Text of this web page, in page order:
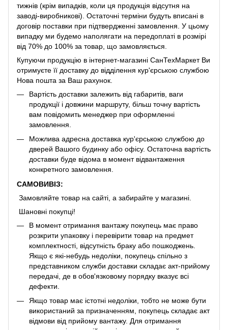
тижнів (крім випадків, коли ця продукція відсутня на
заводі-виробникові). Остаточні терміни будуть вписані в
договір поставки при підтвердженні замовлення. У цьому
випадку ми будемо наполягати на передоплаті в розмірі
від 70% до 100% за товар, що замовляється.
Купуючи продукцію в інтернет-магазині СанТехМаркет Ви
отримуєте її доставку до відділення кур'єрською службою
Нова пошта за Ваш рахунок.
Вартість доставки залежить від габаритів, ваги
продукції і довжини маршруту, більш точну вартість
вам повідомить менеджер при оформленні
замовлення.
Можлива адресна доставка кур'єрською службою до
дверей Вашого будинку або офісу. Остаточна вартість
доставки буде відома в момент відвантаження
конкретного замовлення.
САМОВИВІЗ:
Замовляйте товар на сайті, а забирайте у магазині.
Шановні покупці!
В момент отримання вантажу покупець має право
розкрити упаковку і перевірити товар на предмет
комплектності, відсутність браку або пошкоджень.
Якщо є які-небудь недоліки, покупець спільно з
представником служби доставки складає акт-прийому
передачі, де в обов'язковому порядку вказує всі
дефекти.
Якщо товар має істотні недоліки, тобто не може бути
використаний за призначенням, покупець складає акт
відмови від прийому вантажу. Для отримання